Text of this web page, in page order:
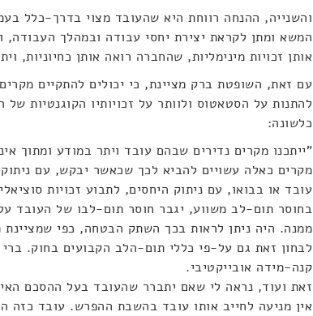
והשנייה, ההנחה רווחת היא שהעובד מצוי בדרך-כלל
המשא ומתן לקראת יצירת יחסי עבודה ובמהלך העבודה,
אותן זכויות מינימליות, שהחברה רואה אותן כחיוניות,
עם זאת, השופטת ברק מציינת, כי יכולים להתקיים
להתנות על הסטאטוס ולוותר על זכויותיו הקוגנטיות
כלשונה:
"ייתכנו מקרים נדירים שבהם עובד ויתר במודע ומתוך
מקרים כאלה עשויים להביא לכך שכאשר יבקש, עם
עובד או בבואו, עם ניתוק היחסים, לתבוע זכויות
בחוסר תום-לב משווע, יגבר חוסר תום-לבו של העובד
לבחון זאת גם על-פי כללי תום-הלב הקבועים בחוק.
קנה-מידה אובייקטיבי.
זאת ועוד, נראה לי שאם יתברר שהעובד בעל ההסכם
אין מניעה לחייב אותו עובד בהשבת ההפרש. עובד